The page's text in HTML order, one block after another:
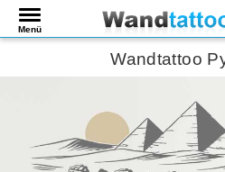
Menü
Wandtattoo